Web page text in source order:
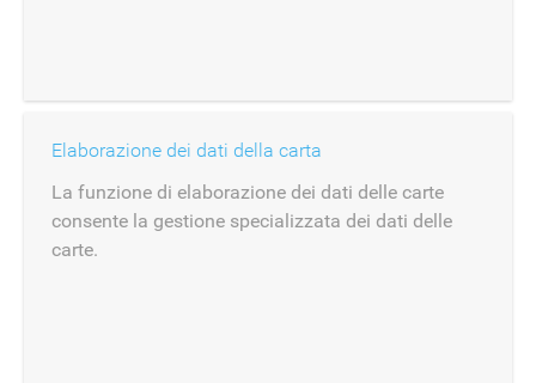
Elaborazione dei dati della carta
La funzione di elaborazione dei dati delle carte
consente la gestione specializzata dei dati delle
carte.